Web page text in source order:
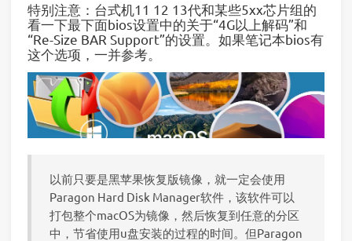
特别注意：台式机11 12 13代和某些5xx芯片组的
看一下最下面bios设置中的关于“4G以上解码”和
“Re-Size BAR Support”的设置。如果笔记本bios有
这个选项，一并参考。
以前只要是黑苹果恢复版镜像，就一定会使用
Paragon Hard Disk Manager软件，该软件可以
打包整个macOS为镜像，然后恢复到任意的分区
中，节省使用u盘安装的过程的时间。但Paragon